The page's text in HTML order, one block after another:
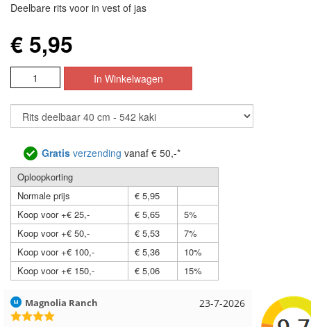
Deelbare rits voor in vest of jas
€ 5,95
Gratis verzending vanaf € 50,-*
Oploopkorting
Normale prijs
€ 5,95
Koop voor +€ 25,-
€ 5,65
5%
Koop voor +€ 50,-
€ 5,53
7%
Koop voor +€ 100,-
€ 5,36
10%
Koop voor +€ 150,-
€ 5,06 15%
17-7-2026
Hilde uit Loyers Loes uit